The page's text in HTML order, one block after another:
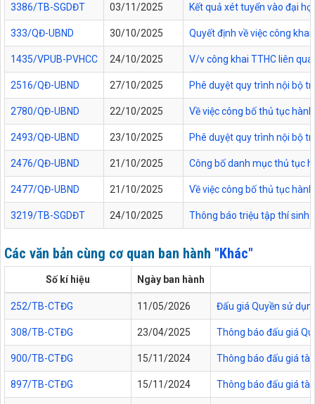
3386/TB-SGDĐT 03/11/2025 Kết quả xét tuyển vào đại
333/QĐ-UBND 30/10/2025 Quyết định về việc công
1435/VPUB-PVHCC 24/10/2025 V/v công khai TTHC liên
2516/QĐ-UBND 27/10/2025 Phê duyệt quy trình nội bộ
2780/QĐ-UBND 22/10/2025 Về việc công bố thủ tục
2493/QĐ-UBND 23/10/2025 Phê duyệt quy trình nội bộ
2476/QĐ-UBND 21/10/2025 Công bố danh mục thủ tục
2477/QĐ-UBND 21/10/2025 Về việc công bố thủ tục
3219/TB-SGDĐT 24/10/2025 Thông báo triệu tập thí sinh
Các văn bản cùng cơ quan ban hành "Khác"
Số kí hiệu Ngày ban hành
252/TB-CTĐG 11/05/2026 Đấu giá Quyền sử
308/TB-CTĐG 23/04/2025 Thông báo đấu giá
900/TB-CTĐG 15/11/2024 Thông báo đấu giá tài
897/TB-CTĐG 15/11/2024 Thông báo đấu giá tài